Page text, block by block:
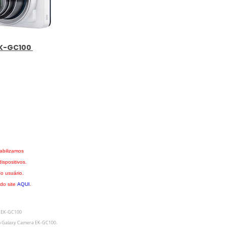
GC100
usuário.
site AQUI
GC100
Galaxy Camera EK-GC100.